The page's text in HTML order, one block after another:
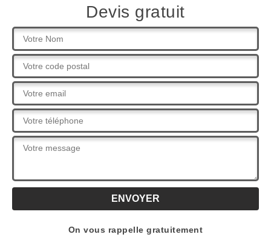
Devis gratuit
On vous rappelle gratuitement